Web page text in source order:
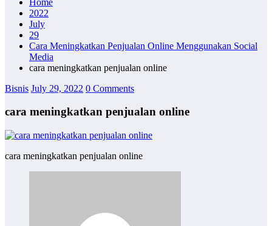
2022
July
29
Cara Meningkatkan Penjualan Online Menggunakan Social
Media
cara meningkatkan penjualan online
Bisnis July 29, 2022 0 Comments
cara meningkatkan penjualan online
cara meningkatkan penjualan online